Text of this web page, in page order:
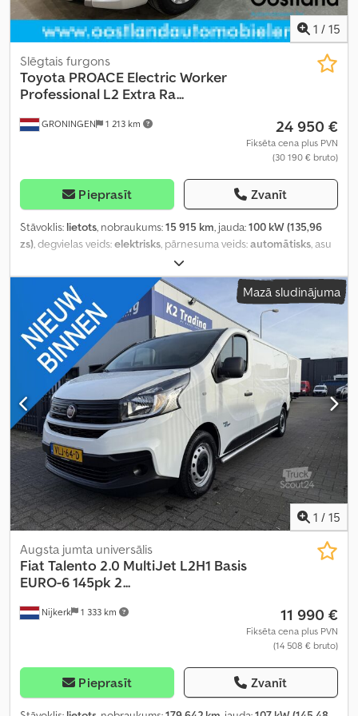
1 / 15
GRONINGEN 1 213 km
Slēgtais furgons
Toyota PROACE Electric Worker
Professional L2 Extra Ra...
24 950 €
Fiksēta cena plus PVN
(30 190 € bruto)
Pieprasīt Zvanīt
Stāvoklis: lietots, nobraukums:15 915 km, jauda:100 kW (135,96
zs), degvielas veids:elektrisks, pārnesuma veids:automātisks, asu
3 280 mm
11/2022, krāsa:balts, sēdvietu skaits:3, Ražošanas gads:2022,
Aprīkojums:ABS, bīdāmās durvis, elektroniskā stabilitātes
programma (ESP), gaisa kondicionēšana, gaisa spilvens,
imobilaizersistēma, kruīza kontrole, miglas lukturi, navigācijas
sistēma, stāvvietas sensori, stūres pastiprinātājs, vilces
kontroles sistēma,
Mazā sludinājuma
1 / 15
Nijkerk 1 333 km
Augsta jumta universālis
Fiat Talento 2.0 MultiJet L2H1 Basis
EURO-6 145pk 2...
11 990 €
Fiksēta cena plus PVN
(14 508 € bruto)
Pieprasīt Zvanīt